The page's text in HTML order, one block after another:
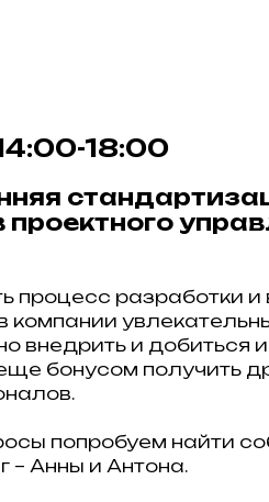
18:00
процесс разработки и
компании
внедрить и добиться
бонусом получить
попробуем найти
– Анны и Антона.